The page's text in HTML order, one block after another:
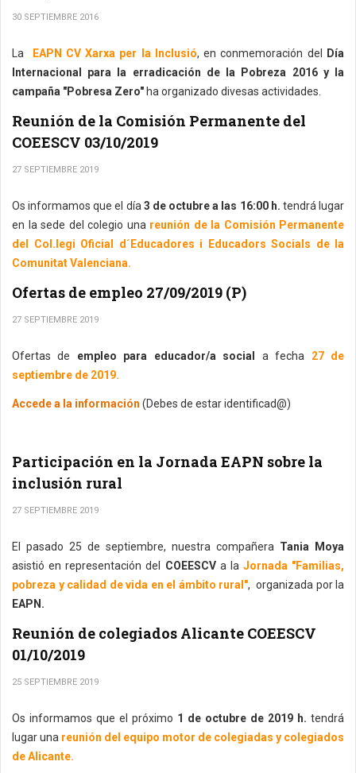
30 SEPTIEMBRE 2016
La EAPN CV Xarxa per la Inclusió, en conmemoración del
Día
Internacional para la erradicación de la Pobreza 2016 y la
campaña "Pobresa Zero" ha organizado divesas actividades.
Reunión de la Comisión Permanente del
COEESCV 03/10/2019
27 SEPTIEMBRE 2019
Os informamos que el día 3 de octubre a las 16:00 h. tendrá lugar
en la sede del colegio una reunión de la Comisión Permanente
del Col.legi Oficial d´Educadores i Educadors Socials de la
Comunitat Valenciana.
Ofertas de empleo 27/09/2019 (P)
27 SEPTIEMBRE 2019
Ofertas de empleo para educador/a social a fecha 27 de
septiembre de 2019.
Accede a la información (Debes de estar identificad@)
Participación en la Jornada EAPN sobre la
inclusión rural
27 SEPTIEMBRE 2019
El pasado 25 de septiembre, nuestra compañera Tania Moya
asistió en representación del COEESCVa la Jornada "Familias,
pobreza y calidad de vida en el ámbito rural", organizada por la
EAPN.
Reunión de colegiados Alicante COEESCV
01/10/2019
25 SEPTIEMBRE 2019
Os informamos que el próximo 1 de octubre de 2019 h. tendrá
lugar una reunión del equipo motor de colegiadas y colegiados
de Alicante.